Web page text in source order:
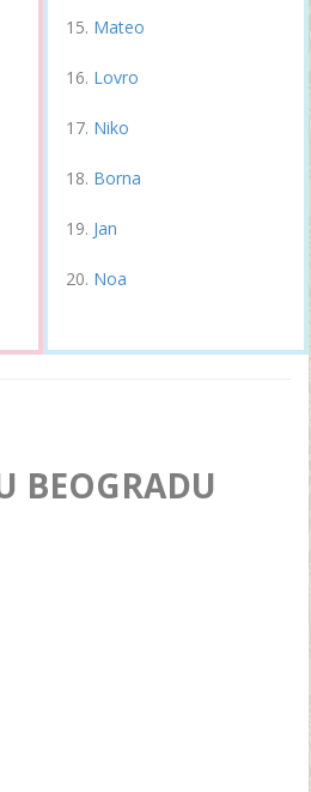
Mateo
Lovro
Niko
Borna
Jan
Noa
BEOGRADU